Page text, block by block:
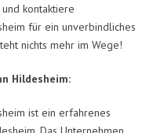
kontaktiere
für ein unverbindliches
nichts mehr im Wege!
Hildesheim:
ist ein erfahrenes